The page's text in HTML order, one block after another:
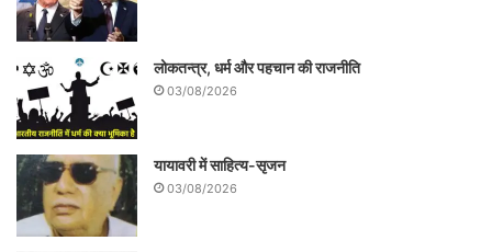
लोकतन्त्र, धर्म और पहचान की राजनीति
03/08/2026
यायावरी में साहित्य-सृजन
03/08/2026